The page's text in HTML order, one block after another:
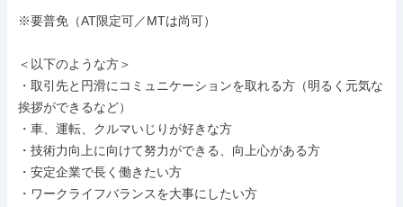
※要普免（AT限定可／MTは尚可）
＜以下のような方＞
・取引先と円滑にコミュニケーションを取れる方（明るく元気な
挨拶ができるなど）
・車、運転、クルマいじりが好きな方
・技術力向上に向けて努力ができる、向上心がある方
・安定企業で長く働きたい方
・ワークライフバランスを大事にしたい方